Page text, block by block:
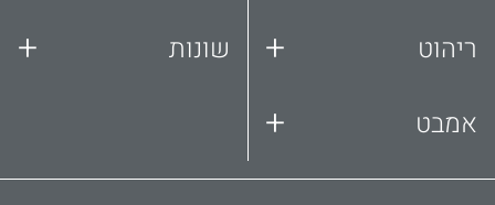
ריהוט +
אמבט +
שונות +